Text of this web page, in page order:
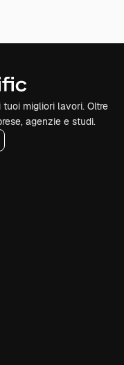
migliori lavori. Oltre
agenzie e studi.